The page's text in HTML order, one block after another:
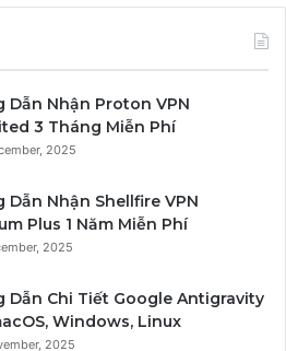
Dẫn Nhận Proton VPN
3 Tháng Miễn Phí
2025
Dẫn Nhận Shellfire VPN
Plus 1 Năm Miễn Phí
2025
Dẫn Chi Tiết Google Antigravity
Windows, Linux
2025